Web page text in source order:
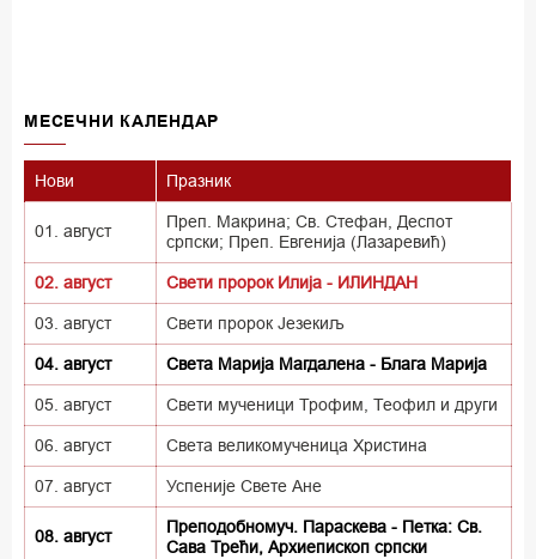
MECEЧНИ КАЛЕНДАР
Нови Празник
01. август
Преп. Макрина; Св. Стефан, Деспот
српски; Преп. Евгенија (Лазаревић)
02. август Свети пророк Илија - ИЛИНДАН
03. август Свети пророк Језекиљ
04. август Света Марија Магдалена - Блага Марија
05. август Свети мученици Трофим, Теофил и други
06. август Света великомученица Христина
07. август Успеније Свете Ане
08. август
Преподобномуч. Параскева - Петка: Св.
Сава Трећи, Архиепископ српски